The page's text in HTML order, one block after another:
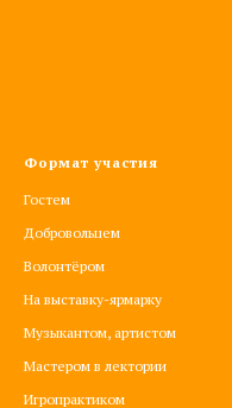
Формат участия
Гостем
Добровольцем
Волонтёром
На выставку-ярмарку
Музыкантом, артистом
Мастером в лектории
Игропрактиком